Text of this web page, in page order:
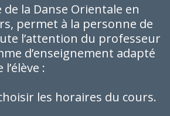
de la Danse Orientale en
permet à la personne de
l’attention du professeur
d’enseignement adapté
:
les horaires du cours.